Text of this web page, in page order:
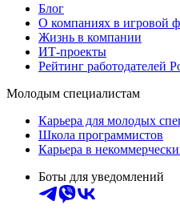
Блог
О компаниях в игровой
Жизнь в компании
ИТ-проекты
Рейтинг работодателей
Молодым специалистам
Карьера для молодых
Школа программистов
Карьера в
Боты для уведомлений